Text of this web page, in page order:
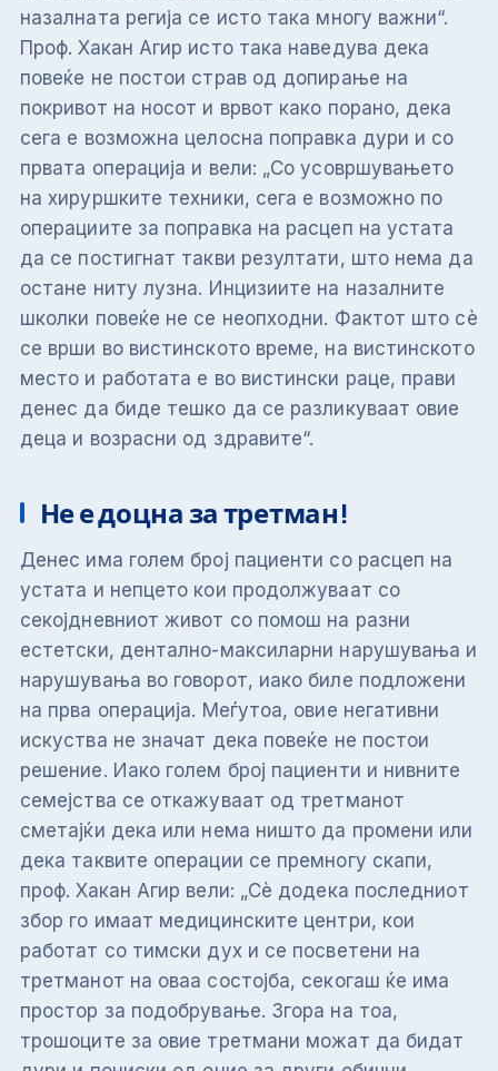
назалната регија се исто така многу важни“.
Проф. Хакан Агир исто така наведува дека
повеќе не постои страв од допирање на
покривот на носот и врвот како порано, дека
сега е возможна целосна поправка дури и со
првата операција и вели: „Со усовршувањето
на хируршките техники, сега е возможно по
операциите за поправка на расцеп на устата
да се постигнат такви резултати, што нема да
остане ниту лузна. Инцизиите на назалните
школки повеќе не се неопходни. Фактот што сè
се врши во вистинското време, на вистинското
место и работата е во вистински раце, прави
денес да биде тешко да се разликуваат овие
деца и возрасни од здравите“.
Не е доцна за третман!
Денес има голем број пациенти со расцеп на
устата и непцето кои продолжуваат со
секојдневниот живот со помош на разни
естетски, дентално-максиларни нарушувања и
нарушувања во говорот, иако биле подложени
на прва операција. Меѓутоа, овие негативни
искуства не значат дека повеќе не постои
решение. Иако голем број пациенти и нивните
семејства се откажуваат од третманот
сметајќи дека или нема ништо да промени или
дека таквите операции се премногу скапи,
проф. Хакан Агир вели: „Сè додека последниот
збор го имаат медицинските центри, кои
работат со тимски дух и се посветени на
третманот на оваа состојба, секогаш ќе има
простор за подобрување. Згора на тоа,
трошоците за овие третмани можат да бидат